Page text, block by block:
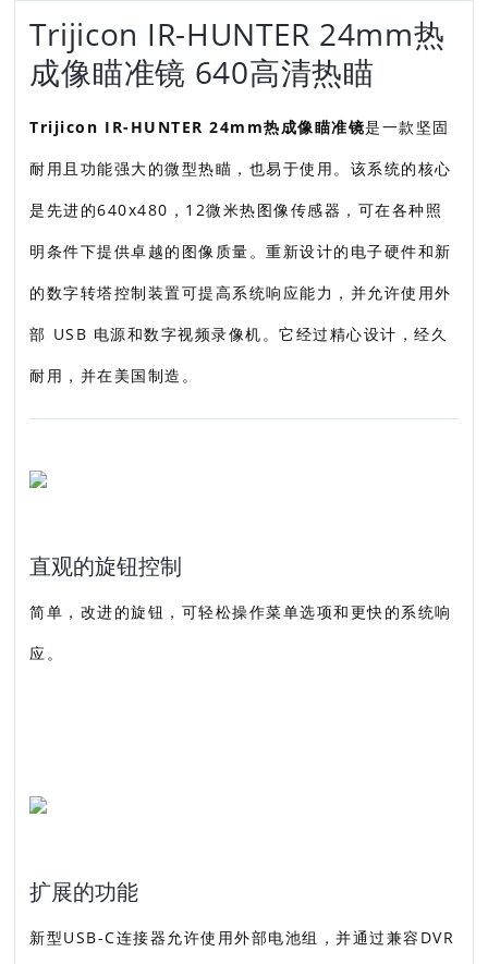
Trijicon IR-HUNTER 24mm热
成像瞄准镜 640高清热瞄
Trijicon IR-HUNTER 24mm热成像瞄准镜是一款坚固
耐用且功能强大的微型热瞄，也易于使用。该系统的核心
是先进的640x480，12微米热图像传感器，可在各种照
明条件下提供卓越的图像质量。重新设计的电子硬件和新
的数字转塔控制装置可提高系统响应能力，并允许使用外
部 USB 电源和数字视频录像机。它经过精心设计，经久
耐用，并在美国制造。
直观的旋钮控制
简单，改进的旋钮，可轻松操作菜单选项和更快的系统响
应。
扩展的功能
新型USB-C连接器允许使用外部电池组，并通过兼容DVR